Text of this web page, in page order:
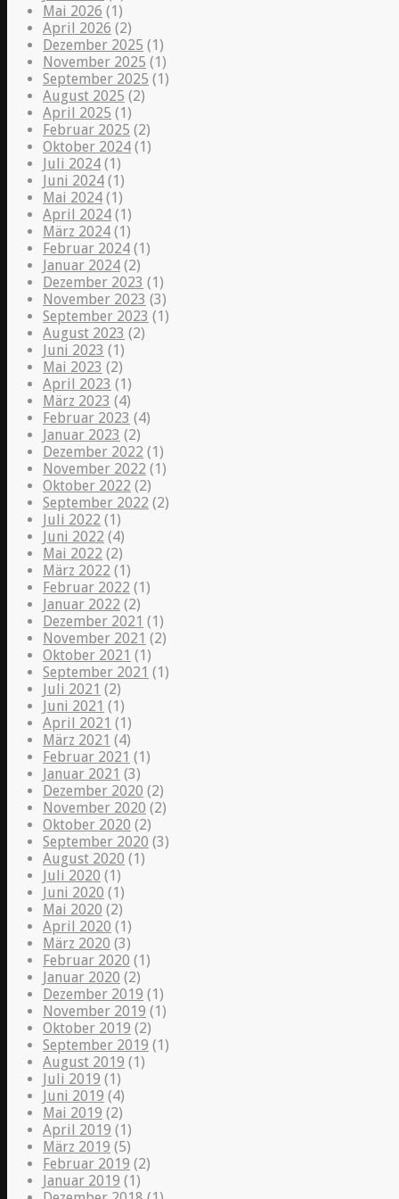
Mai 2026 (1)
April 2026 (2)
Dezember 2025 (1)
November 2025 (1)
September 2025 (1)
August 2025 (2)
April 2025 (1)
Februar 2025 (2)
Oktober 2024 (1)
Juli 2024 (1)
Juni 2024 (1)
Mai 2024 (1)
April 2024 (1)
März 2024 (1)
Februar 2024 (1)
Januar 2024 (2)
Dezember 2023 (1)
November 2023 (3)
September 2023 (1)
August 2023 (2)
Juni 2023 (1)
Mai 2023 (2)
April 2023 (1)
März 2023 (4)
Februar 2023 (4)
Januar 2023 (2)
Dezember 2022 (1)
November 2022 (1)
Oktober 2022 (2)
September 2022 (2)
Juli 2022 (1)
Juni 2022 (4)
Mai 2022 (2)
März 2022 (1)
Februar 2022 (1)
Januar 2022 (2)
Dezember 2021 (1)
November 2021 (2)
Oktober 2021 (1)
September 2021 (1)
Juli 2021 (2)
Juni 2021 (1)
April 2021 (1)
März 2021 (4)
Februar 2021 (1)
Januar 2021 (3)
Dezember 2020 (2)
November 2020 (2)
Oktober 2020 (2)
September 2020 (3)
August 2020 (1)
Juli 2020 (1)
Juni 2020 (1)
Mai 2020 (2)
April 2020 (1)
März 2020 (3)
Februar 2020 (1)
Januar 2020 (2)
Dezember 2019 (1)
November 2019 (1)
Oktober 2019 (2)
September 2019 (1)
August 2019 (1)
Juli 2019 (1)
Juni 2019 (4)
Mai 2019 (2)
April 2019 (1)
März 2019 (5)
Februar 2019 (2)
Januar 2019 (1)